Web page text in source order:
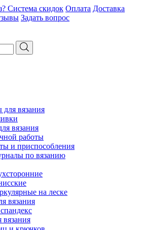
Система скидок Оплата Доставка
Задать вопрос
для вязания
вязания
работы
и приспособления
по вязанию
на леске
вязания